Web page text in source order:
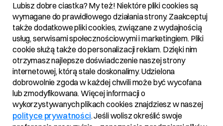
Aktualności/2025/
Lubisz dobre ciastka? My też! Niektóre pliki cookies są
wymagane do prawidłowego działania strony. Zaakceptuj
także dodatkowe pliki cookies, związane z wydajnością
usług, serwisami społecznościowymi i marketingiem. Pliki
cookie służą także do personalizacji reklam. Dzięki nim
otrzymasz najlepsze doświadczenie naszej strony
internetowej, którą stale doskonalimy. Udzielona
dobrowolnie zgoda w każdej chwili może być wycofana
lub zmodyfikowana. Więcej informacji o
wykorzystywanych plikach cookies znajdziesz w naszej
polityce prywatności. Jeśli wolisz określić swoje